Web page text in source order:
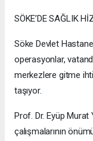
SÖKE’DE SAĞLIK
Söke Devlet
operasyonlar,
merkezlere gitme
taşıyor.
Prof. Dr. Eyüp Murat
çalışmalarının